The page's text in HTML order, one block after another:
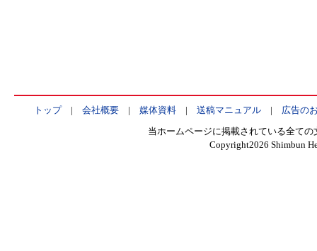
トップ| 会社概要| 媒体資料| 送稿マニュアル| 広告の
当ホームページに掲載されている全て
Copyright2026 Shimbun